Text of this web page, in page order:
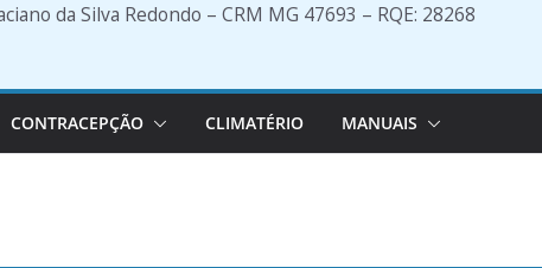
da Silva Redondo – CRM MG 47693 – RQE: 28268
CONTRACEPÇÃO CLIMATÉRIO MANUAIS